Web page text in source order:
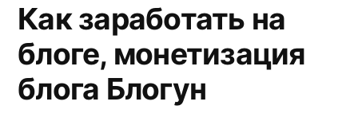
Как заработать на
блоге, монетизация
блога Блогун